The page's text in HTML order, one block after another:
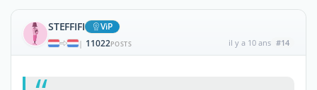
STEFFIFI ViP
| 11022POSTS il y a 10 ans #14